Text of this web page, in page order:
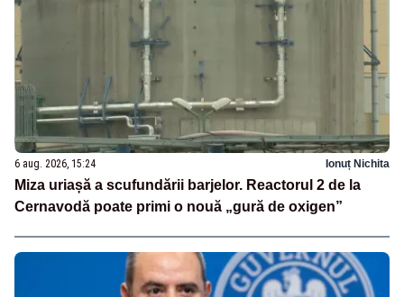
6 aug. 2026, 15:24 Ionuț Nichita
Miza uriașă a scufundării barjelor. Reactorul 2 de la
Cernavodă poate primi o nouă „gură de oxigen”